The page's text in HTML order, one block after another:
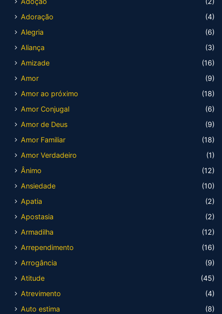
Adoração
(4)
Alegria
(6)
Aliança
(3)
Amizade
(16)
Amor
(9)
Amor ao próximo
(18)
Amor Conjugal
(6)
Amor de Deus
(9)
Amor Familiar
(18)
Amor Verdadeiro
(1)
Ânimo
(12)
Ansiedade
(10)
Apatia
(2)
Apostasia
(2)
Armadilha
(12)
Arrependimento
(16)
Arrogância
(9)
Atitude
(45)
Atrevimento
(4)
Auto estima
(8)